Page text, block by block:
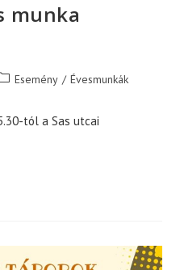
munka
Esemény / Évesmunkák
tól a Sas utcai